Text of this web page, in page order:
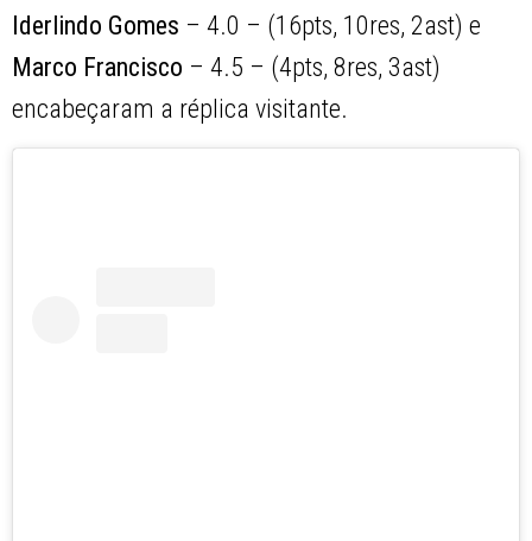
Iderlindo Gomes – 4.0 – (16pts, 10res, 2ast) e
Marco Francisco – 4.5 – (4pts, 8res, 3ast)
encabeçaram a réplica visitante.